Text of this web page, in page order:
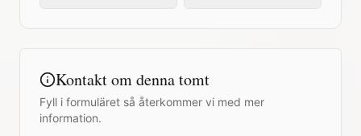
Kontakt om denna tomt
Fyll i formuläret så återkommer vi med mer
information.